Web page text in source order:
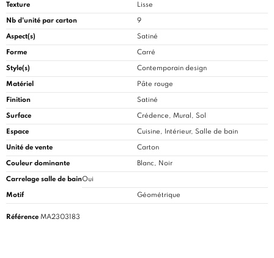
Texture Lisse
Nb d'unité par carton 9
Aspect(s) Satiné
Forme Carré
Style(s) Contemporain design
Matériel Pâte rouge
Finition Satiné
Surface Crédence, Mural, Sol
Espace Cuisine, Intérieur, Salle de bain
Unité de vente Carton
Couleur dominante Blanc, Noir
Carrelage salle de bainOui
Motif Géométrique
Référence MA2303183